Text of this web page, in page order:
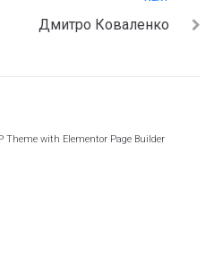
Дмитро Коваленко
Theme with Elementor Page Builder